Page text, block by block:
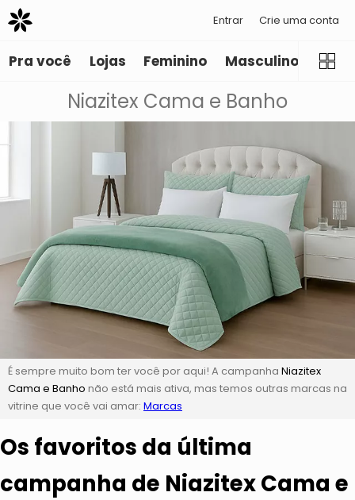
Entrar Crie uma conta
Pra você Lojas Feminino Masculino
Niazitex Cama e Banho
É sempre muito bom ter você por aqui! A campanha Niazitex
Cama e Banho não está mais ativa, mas temos outras marcas na
vitrine que você vai amar: Marcas
Os favoritos da última
campanha de Niazitex Cama e